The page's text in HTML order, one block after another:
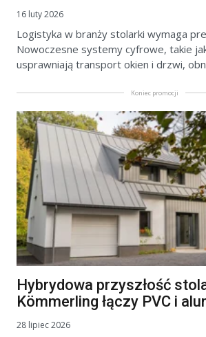
16 luty 2026
Logistyka w branży stolarki wymaga
Nowoczesne systemy cyfrowe, takie
usprawniają transport okien i drzwi,
Koniec promocji
Hybrydowa przyszłość
Kömmerling łączy PVC i
28 lipiec 2026